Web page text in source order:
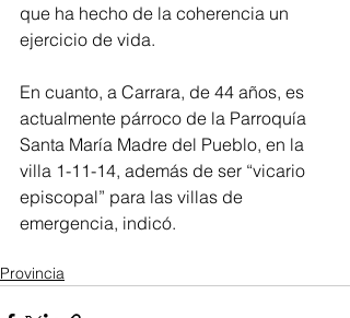
que ha hecho de la coherencia un
ejercicio de vida.
En cuanto, a Carrara, de 44 años, es
actualmente párroco de la Parroquía
Santa María Madre del Pueblo, en la
villa 1-11-14, además de ser “vicario
episcopal” para las villas de
emergencia, indicó.
Provincia